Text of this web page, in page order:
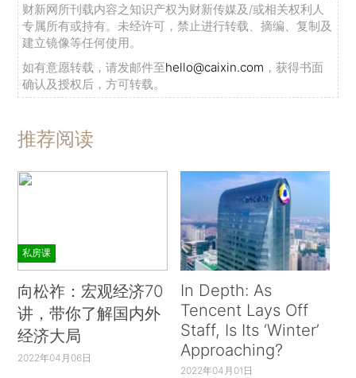
财新网所刊载内容之知识产权为财新传媒及/或相关权利人
专属所有或持有。未经许可，禁止进行转载、摘编、复制及
建立镜像等任何使用。
如有意愿转载，请发邮件至hello@caixin.com ，获得书面
确认及授权后，方可转载。
推荐阅读
私房课
向松祚：宏观经济70
讲，带你了解国内外
经济大局
2022年04月06日
In Depth: As
Tencent Lays Off
Staff, Is Its ‘Winter’
Approaching?
2022年04月01日